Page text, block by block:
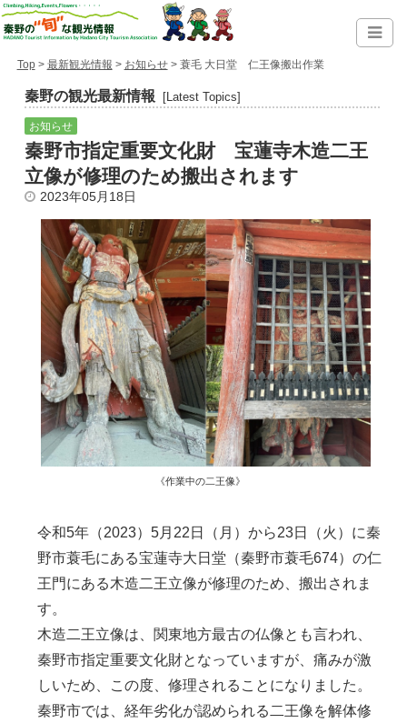
Top> 最新観光情報 > お知らせ> 蓑毛 大日堂 仁王像搬出作業
秦野の観光最新情報 [Latest Topics]
お知らせ
秦野市指定重要文化財 宝蓮寺木造二王
立像が修理のため搬出されます
2023年05月18日
《作業中の二王像》
令和5年（2023）5月22日（月）から23日（火）に秦
野市蓑毛にある宝蓮寺大日堂（秦野市蓑毛674）の仁
王門にある木造二王立像が修理のため、搬出されま
す。
木造二王立像は、関東地方最古の仏像とも言われ、
秦野市指定重要文化財となっていますが、痛みが激
しいため、この度、修理されることになりました。
秦野市では、経年劣化が認められる二王像を解体修